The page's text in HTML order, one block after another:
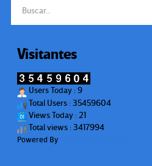
Visitantes
Users Today : 9
Total Users : 35459604
Views Today : 21
Total views : 3417994
Powered By